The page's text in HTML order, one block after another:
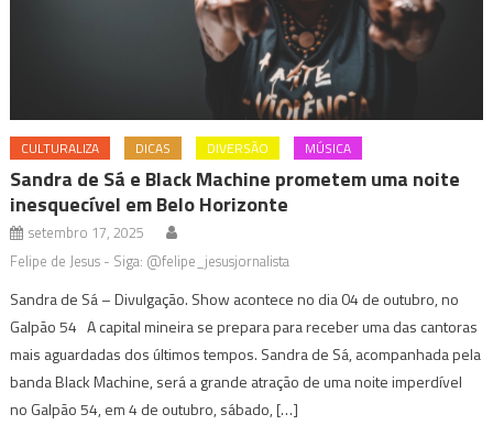
CULTURALIZA DICAS DIVERSÃO MÚSICA
Sandra de Sá e Black Machine prometem uma noite
inesquecível em Belo Horizonte
setembro 17, 2025
Felipe de Jesus - Siga: @felipe_jesusjornalista
Sandra de Sá – Divulgação. Show acontece no dia 04 de outubro, no
Galpão 54 A capital mineira se prepara para receber uma das cantoras
mais aguardadas dos últimos tempos. Sandra de Sá, acompanhada pela
banda Black Machine, será a grande atração de uma noite imperdível
no Galpão 54, em 4 de outubro, sábado, […]